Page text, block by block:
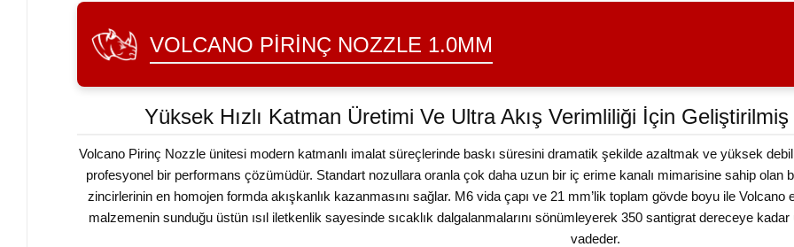
VOLCANO PIRINÇ NOZZLE 1.0MM
Yüksek Hızlı Katman Üretimi Ve Ultra Akış Verimliliği İçin Geliştirilmiş
Volcano Pirinç Nozzle ünitesi modern katmanlı imalat süreçlerinde baskı süresini dramatik şekilde azaltmak ve yüksek
profesyonel bir performans çözümüdür. Standart nozullara oranla çok daha uzun bir iç erime kanalı mimarisine sahip olan
zincirlerinin en homojen formda akışkanlık kazanmasını sağlar. M6 vida çapı ve 21 mm’lik toplam gövde boyu ile
malzemenin sunduğu üstün ısıl iletkenlik sayesinde sıcaklık dalgalanmalarını sönümleyerek 350 santigrat dereceye
vadeder.